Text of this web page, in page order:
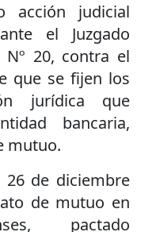
acción judicial
el Juzgado
20, contra el
que se fijen los
jurídica que
bancaria,
mutuo.
de diciembre
de mutuo en
pactado